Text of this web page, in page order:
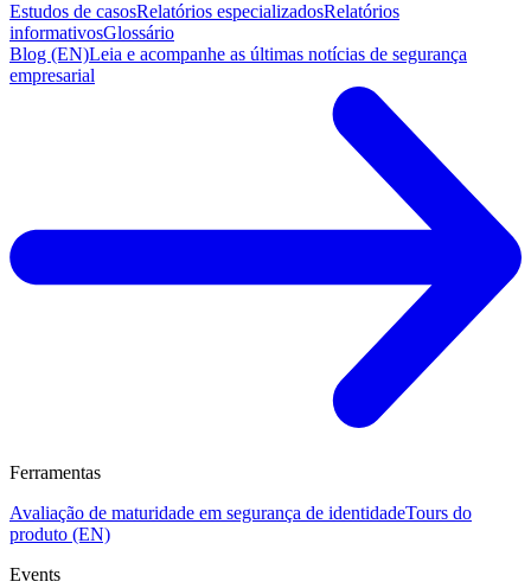
Estudos de casosRelatórios especializadosRelatórios
informativosGlossário
Blog (EN)Leia e acompanhe as últimas notícias de segurança
empresarial
Ferramentas
Avaliação de maturidade em segurança de identidadeTours do
produto (EN)
Events